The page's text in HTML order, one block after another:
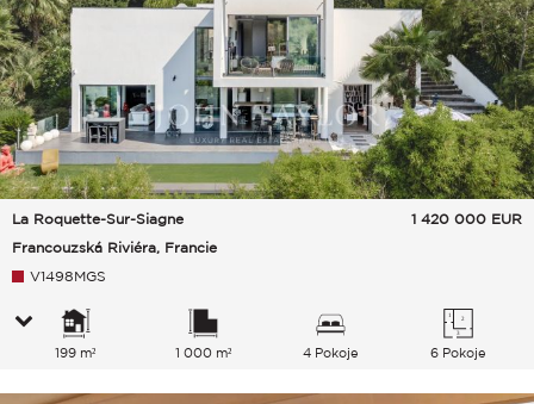
La Roquette-Sur-Siagne
Francouzská Riviéra, Francie
1 420 000 EUR
V1498MGS
199 m² 1 000 m² 4 Pokoje 6 Pokoje